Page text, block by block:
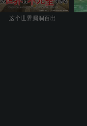
这个世界漏洞百出